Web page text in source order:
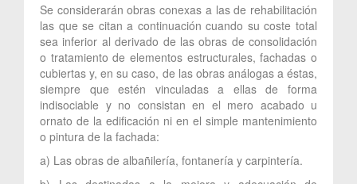
Se considerarán obras conexas a las de rehabilitación
las que se citan a continuación cuando su coste total
sea inferior al derivado de las obras de consolidación
o tratamiento de elementos estructurales, fachadas o
cubiertas y, en su caso, de las obras análogas a éstas,
siempre que estén vinculadas a ellas de forma
indisociable y no consistan en el mero acabado u
ornato de la edificación ni en el simple mantenimiento
o pintura de la fachada:
a) Las obras de albañilería, fontanería y carpintería.